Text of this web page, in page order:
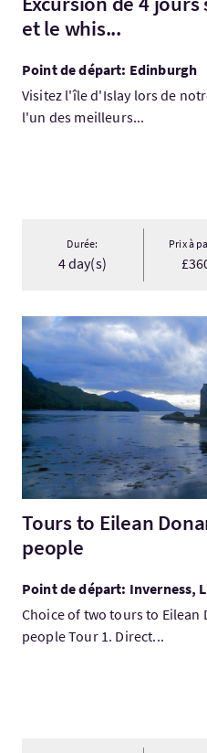
et le whis...
Point de départ: Edinburgh
Visitez l'île d'Islay lors de
l'un des meilleurs...
Durée:
4 day(s)
Prix à
Visitez:Tours to Eilean
Tours to Eilean
people
Point de départ: Inverness,
Choice of two tours to Eilean
people Tour 1. Direct...